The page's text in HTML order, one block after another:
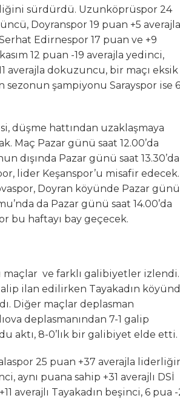
sürdürdü. Uzunköprüspor 24
Doyranspor 19 puan +5 averajla
Edirnespor 17 puan ve +9
12 puan -19 averajla yedinci,
averajla dokuzuncu, bir maçı eksik
sezonun şampiyonu Sarayspor ise 6
düşme hattından uzaklaşmaya
Maç Pazar günü saat 12.00’da
dışında Pazar günü saat 13.30’da
lider Keşanspor’u misafir edecek.
Doyran köyünde Pazar günü
da Pazar günü saat 14.00’da
bu haftayı bay geçecek.
maçlar ve farklı galibiyetler izlendi.
ilan edilirken Tayakadın
Diğer maçlar deplasman
deplasmanından 7-1 galip
aktı, 8-0’lık bir galibiyet elde etti.
25 puan +37 averajla
aynı puana sahip +31 averajlı DSİ
averajlı Tayakadın beşinci, 6 pua